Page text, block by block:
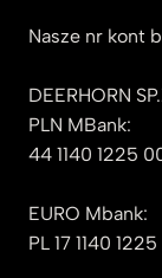
Nasze nr kont
DEERHORN
PLN MBank:
44 1140 1225
EURO Mbank:
PL 17 1140